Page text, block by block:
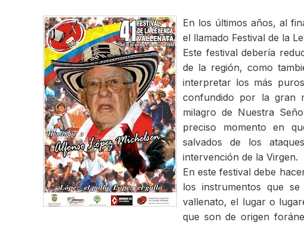
En los últimos años, al
el llamado Festival de la
Este festival debería
de la región, como
interpretar los más
confundido por la gran
milagro de Nuestra
preciso momento en
salvados de los
intervención de la Virgen.
En este festival debe
los instrumentos que
vallenato, el lugar o
que son de origen